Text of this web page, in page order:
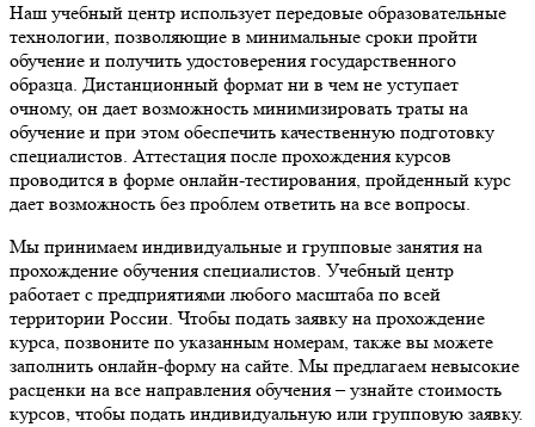
Наш учебный центр использует передовые образовательные
технологии, позволяющие в минимальные сроки пройти
обучение и получить удостоверения государственного
образца. Дистанционный формат ни в чем не уступает
очному, он дает возможность минимизировать траты на
обучение и при этом обеспечить качественную подготовку
специалистов. Аттестация после прохождения курсов
проводится в форме онлайн-тестирования, пройденный курс
дает возможность без проблем ответить на все вопросы.
Мы принимаем индивидуальные и групповые занятия на
прохождение обучения специалистов. Учебный центр
работает с предприятиями любого масштаба по всей
территории России. Чтобы подать заявку на прохождение
курса, позвоните по указанным номерам, также вы можете
заполнить онлайн-форму на сайте. Мы предлагаем невысокие
расценки на все направления обучения – узнайте стоимость
курсов, чтобы подать индивидуальную или групповую заявку.